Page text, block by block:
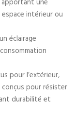
apportant une
intérieur ou
éclairage
pour l’extérieur,
pour résister
durabilité et